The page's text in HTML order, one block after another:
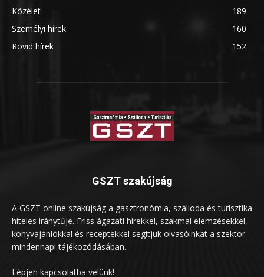
Közélet
189
Személyi hírek
160
Rövid hírek
152
GSZT szakújság
A GSZT online szakújság a gasztronómia, szálloda és turisztika
hiteles iránytűje. Friss ágazati hírekkel, szakmai elemzésekkel,
könyvajánlókkal és receptekkel segítjük olvasóinkat a szektor
mindennapi tájékozódásában.
Lépjen kapcsolatba velünk!